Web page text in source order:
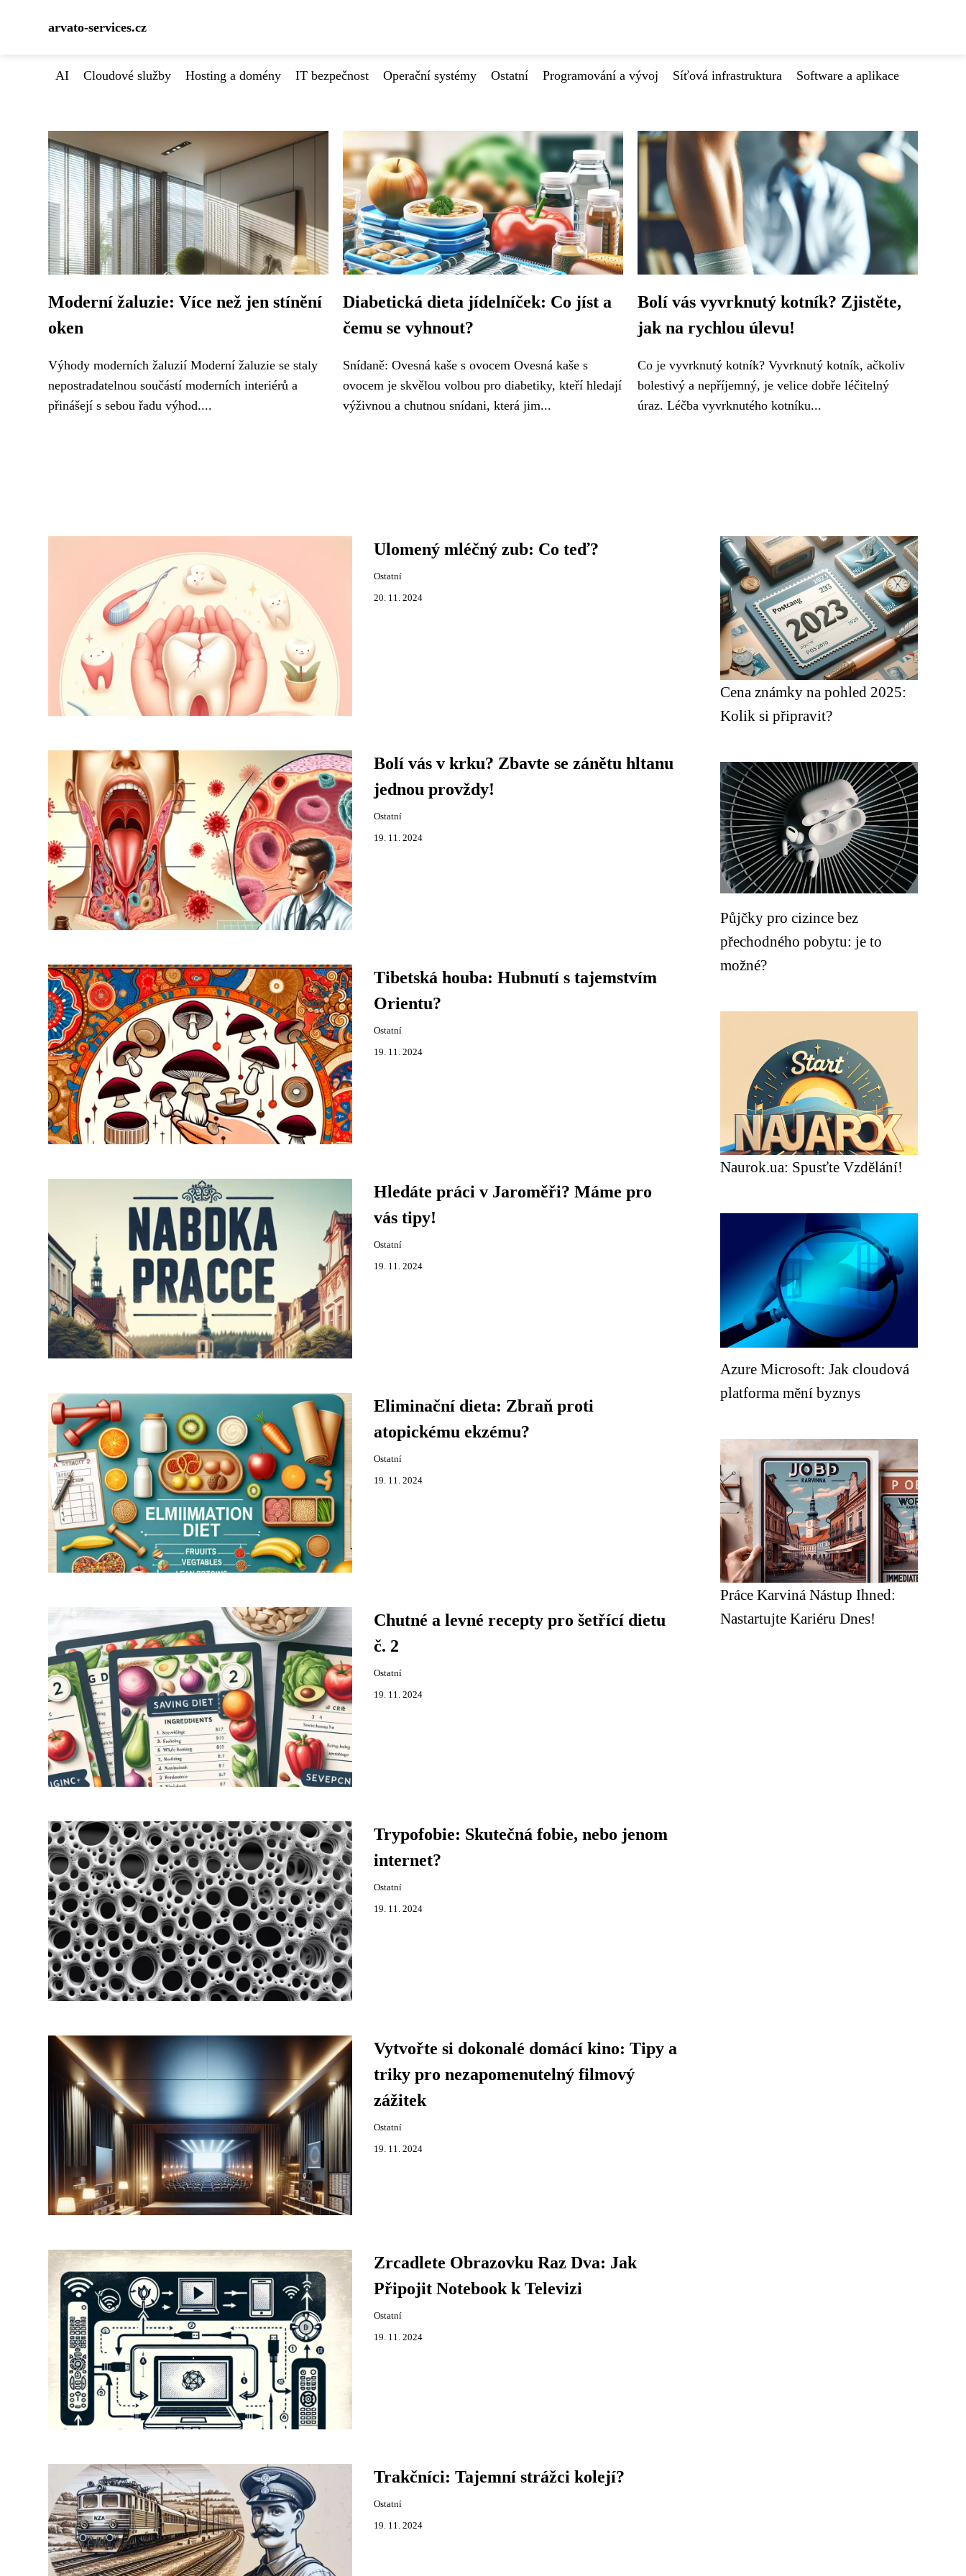
arvato-services.cz
AI Cloudové služby Hosting a domény IT bezpečnost Operační systémy Ostatní Programování a vývoj Síťová infrastruktura Software a aplikace
Moderní žaluzie: Více než jen stínění
oken
Výhody moderních žaluzií Moderní žaluzie se staly
nepostradatelnou součástí moderních interiérů a
přinášejí s sebou řadu výhod....
Diabetická dieta jídelníček: Co jíst a
čemu se vyhnout?
Snídaně: Ovesná kaše s ovocem Ovesná kaše s
ovocem je skvělou volbou pro diabetiky, kteří hledají
výživnou a chutnou snídani, která jim...
Bolí vás vyvrknutý kotník? Zjistěte,
jak na rychlou úlevu!
Co je vyvrknutý kotník? Vyvrknutý kotník, ačkoliv
bolestivý a nepříjemný, je velice dobře léčitelný
úraz. Léčba vyvrknutého kotníku...
Ulomený mléčný zub: Co teď?
Ostatní
20. 11. 2024
Bolí vás v krku? Zbavte se zánětu hltanu
jednou provždy!
Ostatní
19. 11. 2024
Tibetská houba: Hubnutí s tajemstvím
Orientu?
Ostatní
19. 11. 2024
Hledáte práci v Jaroměři? Máme pro
vás tipy!
Ostatní
19. 11. 2024
Eliminační dieta: Zbraň proti
atopickému ekzému?
Ostatní
19. 11. 2024
Chutné a levné recepty pro šetřící dietu
č. 2
Ostatní
19. 11. 2024
Trypofobie: Skutečná fobie, nebo jenom
internet?
Ostatní
19. 11. 2024
Vytvořte si dokonalé domácí kino: Tipy a
triky pro nezapomenutelný filmový
zážitek
Ostatní
19. 11. 2024
Zrcadlete Obrazovku Raz Dva: Jak
Připojit Notebook k Televizi
Ostatní
19. 11. 2024
Trakčníci: Tajemní strážci kolejí?
Ostatní
19. 11. 2024
Cena známky na pohled 2025:
Kolik si připravit?
Půjčky pro cizince bez
přechodného pobytu: je to
možné?
Naurok.ua: Spusťte Vzdělání!
Azure Microsoft: Jak cloudová
platforma mění byznys
Práce Karviná Nástup Ihned:
Nastartujte Kariéru Dnes!